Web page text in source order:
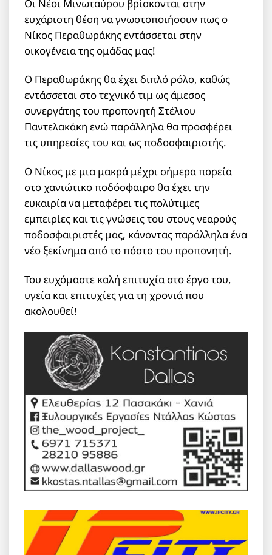
Οι Νέοι Μινωταύρου βρίσκονται στην
ευχάριστη θέση να γνωστοποιήσουν πως ο
Νίκος Περαθωράκης εντάσσεται στην
οικογένεια της ομάδας μας!
Ο Περαθωράκης θα έχει διπλό ρόλο, καθώς
εντάσσεται στο τεχνικό τιμ ως άμεσος
συνεργάτης του προπονητή Στέλιου
Παντελακάκη ενώ παράλληλα θα προσφέρει
τις υπηρεσίες του και ως ποδοσφαιριστής.
Ο Νίκος με μια μακρά μέχρι σήμερα πορεία
στο χανιώτικο ποδόσφαιρο θα έχει την
ευκαιρία να μεταφέρει τις πολύτιμες
εμπειρίες και τις γνώσεις του στους νεαρούς
ποδοσφαιριστές μας, κάνοντας παράλληλα ένα
νέο ξεκίνημα από το πόστο του προπονητή.
Του ευχόμαστε καλή επιτυχία στο έργο του,
υγεία και επιτυχίες για τη χρονιά που
ακολουθεί!